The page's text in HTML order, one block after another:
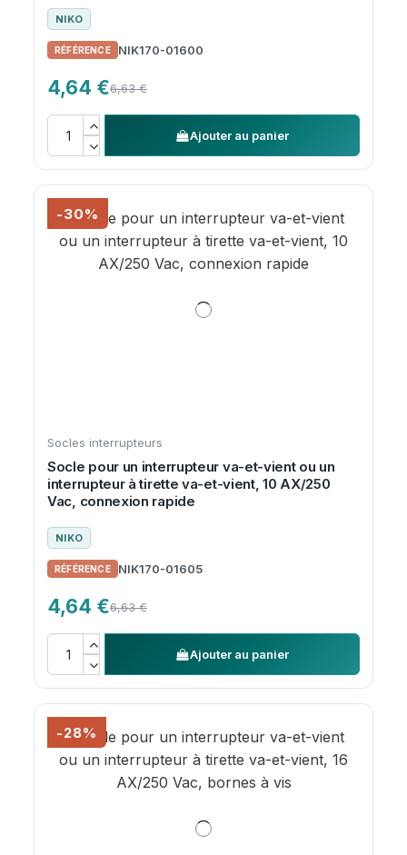
NIKO
NIK170-01600
4,64 €6,63 €
Ajouter au panier
-30%
Socles interrupteurs
Socle pour un interrupteur va-et-vient ou un
interrupteur à tirette va-et-vient, 10 AX/250
Vac, connexion rapide
NIKO
NIK170-01605
4,64 €6,63 €
Ajouter au panier
-28%